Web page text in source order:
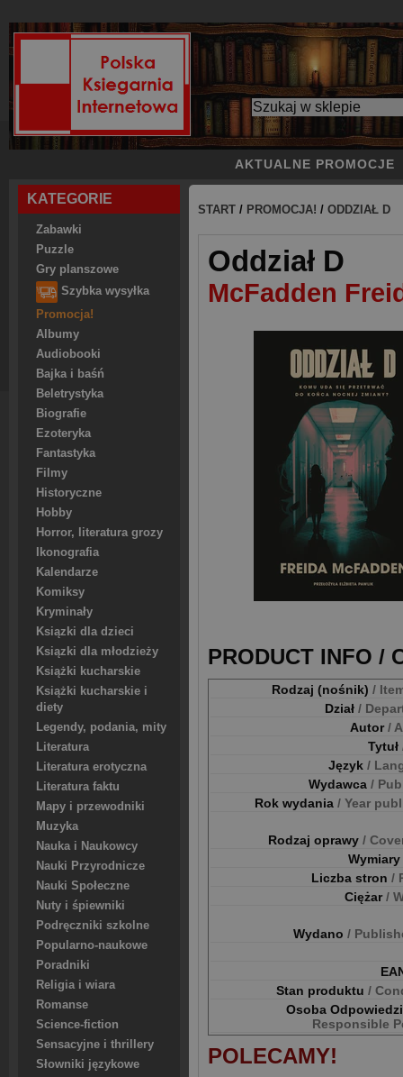
AKTUALNE PROMOCJE
KATEGORIE
Zabawki
Puzzle
Gry planszowe
Szybka wysyłka
Promocja!
Albumy
Audiobooki
Bajka i baśń
Beletrystyka
Biografie
Ezoteryka
Fantastyka
Filmy
Historyczne
Hobby
Horror, literatura grozy
Ikonografia
Kalendarze
Komiksy
Kryminały
Ksiązki dla dzieci
Ksiązki dla młodzieży
Książki kucharskie
Książki kucharskie i
diety
Legendy, podania, mity
Literatura
Literatura erotyczna
Literatura faktu
Mapy i przewodniki
Muzyka
Nauka i Naukowcy
Nauki Przyrodnicze
Nauki Społeczne
Nuty i śpiewniki
Podręczniki szkolne
Popularno-naukowe
Poradniki
Religia i wiara
Romanse
Science-fiction
Sensacyjne i thrillery
Słowniki językowe
START / PROMOCJA! / ODDZIAŁ D
Oddział D
McFadden
PRODUCT INFO /
Rodzaj (nośnik) /
Dział /
Autor/
Tytuł
Język /
Wydawca /
Rok wydania / Year
Rodzaj oprawy /
Wymiary
Liczba stron /
Ciężar/
Wydano /
Stan produktu /
Osoba
Responsible
POLECAMY!